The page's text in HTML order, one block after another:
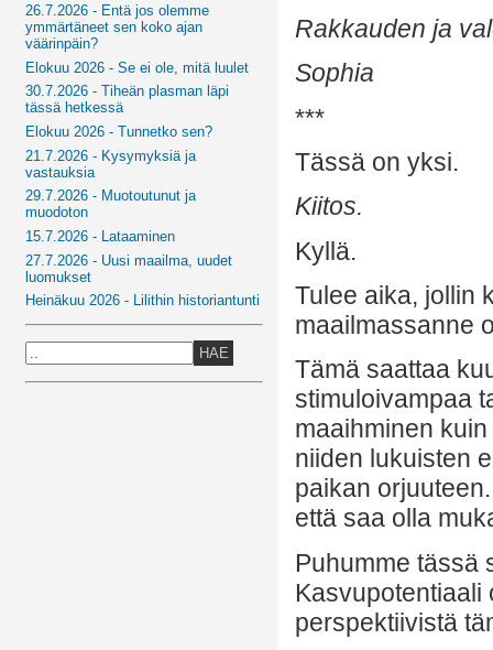
26.7.2026 - Entä jos olemme
ymmärtäneet sen koko ajan
väärinpäin?
Elokuu 2026 - Se ei ole, mitä luulet
30.7.2026 - Tiheän plasman läpi
tässä hetkessä
Elokuu 2026 - Tunnetko sen?
21.7.2026 - Kysymyksiä ja
vastauksia
29.7.2026 - Muotoutunut ja
muodoton
15.7.2026 - Lataaminen
27.7.2026 - Uusi maailma, uudet
luomukset
Heinäkuu 2026 - Lilithin historiantunti
HAE
Rakkauden ja
Sophia
***
Tässä on yksi.
Kiitos.
Kyllä.
Tulee aika, jollin
maailmassanne
Tämä saattaa
stimuloivampaa
maaihminen
niiden lukuisten
paikan
että saa olla
Puhumme tässä
Kasvupotentiaali
perspektiivistä